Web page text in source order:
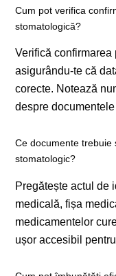
Cum pot verifica
stomatologică?
Verifică
asigurându-te că
corecte. Notează
despre
Ce documente trebuie
stomatologic?
Pregătește actul de
medicală, fișa
medicamentelor
ușor accesibil